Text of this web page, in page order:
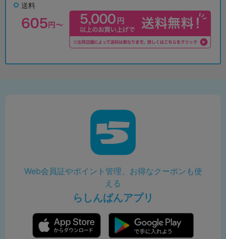
送料
Web会員証やポイント管理、お得なクーポンも使
える
らしんばんアプリ